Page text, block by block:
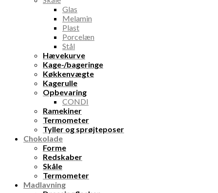
Glas
Melamin
Plast
Porcelæn
Stål
Hævekurve
Kage-/bageringe
Køkkenvægte
Kagerulle
Opbevaring
CONDI
Ramekiner
Termometer
Tyller og sprøjteposer
Chokolade
Forme
Redskaber
Skåle
Termometer
Madlavning